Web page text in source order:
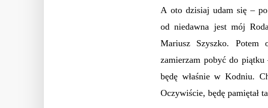
A oto dzisiaj udam się –
od niedawna jest mój
Mariusz Szyszko. Potem
zamierzam pobyć do
będę właśnie w Kodniu.
Oczywiście, będę pamiętał